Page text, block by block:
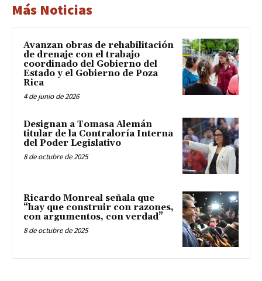
Más Noticias
Avanzan obras de rehabilitación
de drenaje con el trabajo
coordinado del Gobierno del
Estado y el Gobierno de Poza
Rica
4 de junio de 2026
Designan a Tomasa Alemán
titular de la Contraloría Interna
del Poder Legislativo
8 de octubre de 2025
Ricardo Monreal señala que
“hay que construir con razones,
con argumentos, con verdad”
8 de octubre de 2025